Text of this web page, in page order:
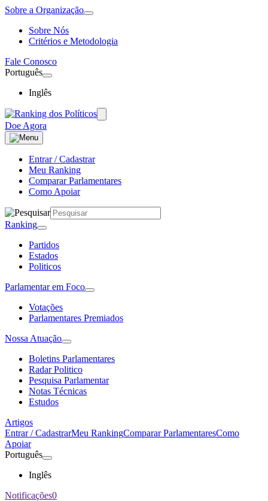
Sobre a Organização
Sobre Nós
Critérios e Metodologia
Fale Conosco
Português
Inglês
Doe Agora
Entrar / Cadastrar
Meu Ranking
Comparar Parlamentares
Como Apoiar
Ranking
Partidos
Estados
Politicos
Parlamentar em Foco
Votações
Parlamentares Premiados
Nossa Atuação
Boletins Parlamentares
Radar Politico
Pesquisa Parlamentar
Notas Técnicas
Estudos
Artigos
Entrar / CadastrarMeu RankingComparar ParlamentaresComo
Apoiar
Português
Inglês
Notificações0